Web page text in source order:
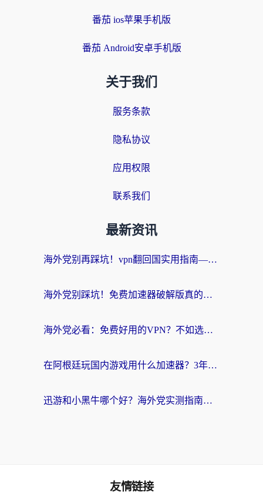
番茄 ios苹果手机版
番茄 Android安卓手机版
关于我们
服务条款
隐私协议
应用权限
联系我们
最新资讯
海外党别再踩坑！vpn翻回国实用指南——选对加速器，国内资源无缝用
海外党别踩坑！免费加速器破解版真的能用？教你无缝访问国内资源的正确姿势
海外党必看：免费好用的VPN？不如选对转国内加速器实现无缝追剧
在阿根廷玩国内游戏用什么加速器？3年海外党亲测实用指南
迅游和小黑牛哪个好？海外党实测指南，选对中国地址加速器才能无缝刷国内资源
友情链接